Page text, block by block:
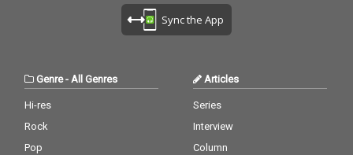
Sync the App
Genre- All Genres
Hi-res
Rock
Pop
Articles
Series
Interview
Column